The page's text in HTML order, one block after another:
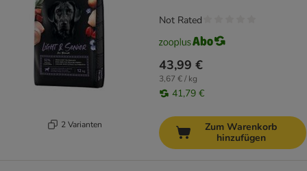
2 Varianten
43,99 €
3,67 € / kg
41,79 €
Not Rated
Zum Warenkorb
hinzufügen